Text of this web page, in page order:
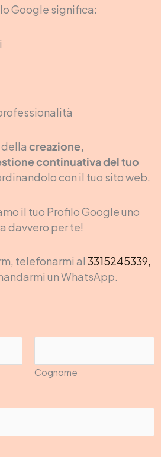
Google significa:
creazione,
continuativa del tuo
con il tuo sito web.
il tuo Profilo Google uno
davvero per te!
telefonarmi al 3315245339,
un WhatsApp.
Cognome